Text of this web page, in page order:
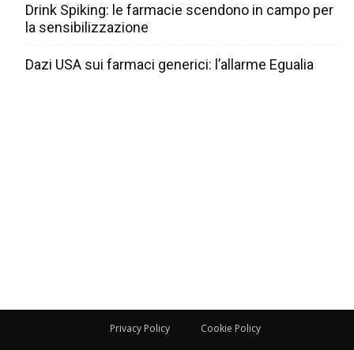
Drink Spiking: le farmacie scendono in campo per
la sensibilizzazione
Dazi USA sui farmaci generici: l’allarme Egualia
Privacy Policy Cookie Policy